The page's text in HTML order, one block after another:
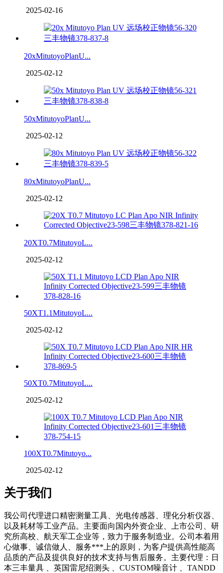
2025-02-16
20xMitutoyoPlanU...
2025-02-12
50xMitutoyoPlanU...
2025-02-12
80xMitutoyoPlanU...
2025-02-12
20XT0.7MitutoyoL...
2025-02-12
50XT1.1MitutoyoL...
2025-02-12
50XT0.7MitutoyoL...
2025-02-12
100XT0.7Mitutoyo...
2025-02-12
关于我们
我公司代理进口精密测量工具、光电传感器、理化分析仪器、
以及耗材等工业产品。主要面向国内外资企业、上市公司、研
究所高校、航天军工企业等，致力于服务制造业。公司本着用
心做事、诚信做人、服务***上的原则，为客户提供高性能高
品质的产品及提供良好的技术支持与售后服务。主要代理：日
本三丰量具 、英国雷尼绍测头 、CUSTOM噪音计 、TANDD